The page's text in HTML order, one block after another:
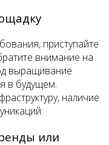
приступайте
внимание на
выращивание
в будущем.
наличие
или